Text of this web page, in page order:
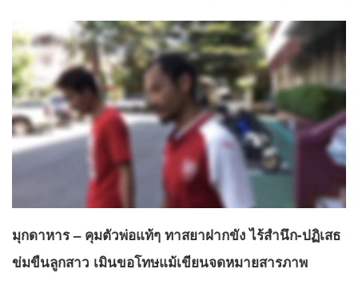
มุกดาหาร – คุมตัวพ่อแท้ๆ ทาสยาฝากขัง ไร้สำนึก-ปฏิเสธ
ข่มขืนลูกสาว เมินขอโทษแม้เขียนจดหมายสารภาพ